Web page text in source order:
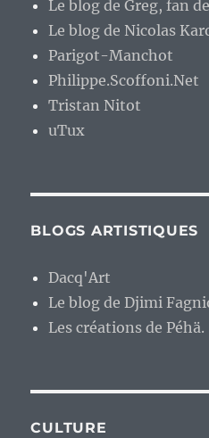
Le blog de Greg, fan
Le blog de Nicolas
Parigot-Manchot
Philippe.Scoffoni.Net
Tristan Nitot
uTux
BLOGS ARTISTIQUES
Dacq'Art
Le blog de Djimi
Les créations de Péhä.
CULTURE